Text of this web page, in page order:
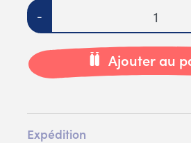
Quantité
-
Ajouter au
Expédition